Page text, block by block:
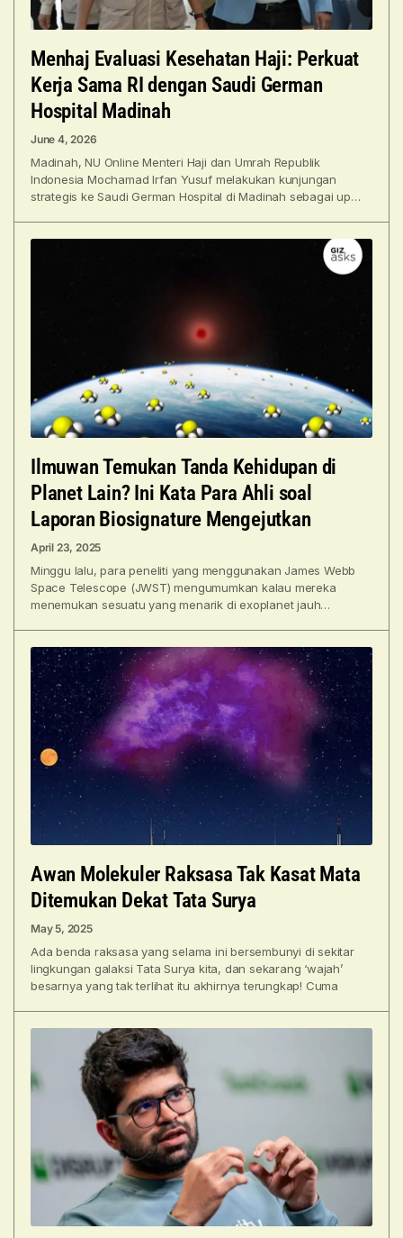
Menhaj Evaluasi Kesehatan Haji: Perkuat
Kerja Sama RI dengan Saudi German
Hospital Madinah
June 4, 2026
Madinah, NU Online Menteri Haji dan Umrah Republik
Indonesia Mochamad Irfan Yusuf melakukan kunjungan
strategis ke Saudi German Hospital di Madinah sebagai upaya
Ilmuwan Temukan Tanda Kehidupan di
Planet Lain? Ini Kata Para Ahli soal
Laporan Biosignature Mengejutkan
April 23, 2025
Minggu lalu, para peneliti yang menggunakan James Webb
Space Telescope (JWST) mengumumkan kalau mereka
menemukan sesuatu yang menarik di exoplanet jauh
Awan Molekuler Raksasa Tak Kasat Mata
Ditemukan Dekat Tata Surya
May 5, 2025
Ada benda raksasa yang selama ini bersembunyi di sekitar
lingkungan galaksi Tata Surya kita, dan sekarang ‘wajah’
besarnya yang tak terlihat itu akhirnya terungkap! Cuma